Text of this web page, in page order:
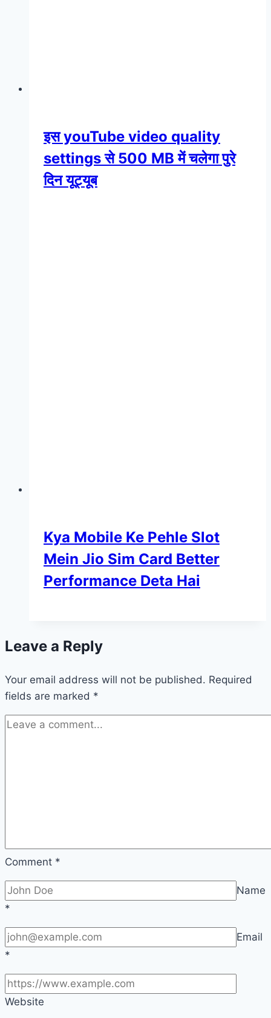
इस youTube video quality
settings से 500 MB में चलेगा पुरे
दिन यूट्यूब
Kya Mobile Ke Pehle Slot
Mein Jio Sim Card Better
Performance Deta Hai
Leave a Reply
Your email address will not be published. Required
fields are marked *
Comment *
Name
*
Email
*
Website